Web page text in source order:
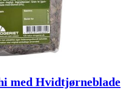
med Hvidtjørneblade